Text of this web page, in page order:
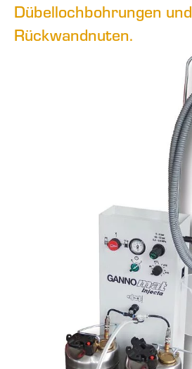
Dübellochbohrungen und
Rückwandnuten.